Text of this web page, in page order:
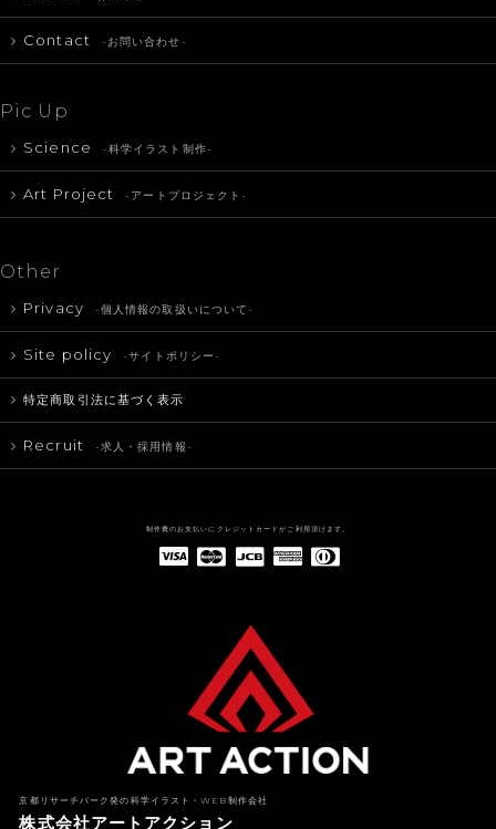
Contact -お問い合わせ-
Pic Up
Science -科学イラスト制作-
Art Project -アートプロジェクト-
Other
Privacy -個人情報の取扱いについて-
Site policy -サイトポリシー-
特定商取引法に基づく表示
Recruit -求人・採用情報-
制作費のお支払いにクレジットカードがご利用頂けます。
京都リサーチパーク発の科学イラスト・WEB制作会社
株式会社アートアクション